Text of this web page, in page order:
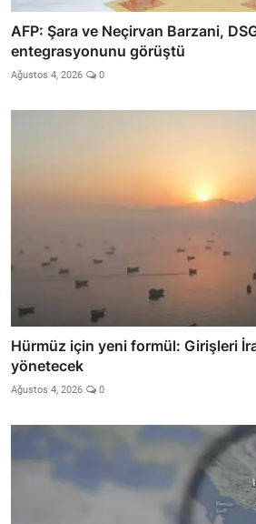
AFP: Şara ve Neçirvan Barzani,
entegrasyonunu görüştü
Ağustos 4, 2026 0
Hürmüz için yeni formül: Girişleri
yönetecek
Ağustos 4, 2026 0